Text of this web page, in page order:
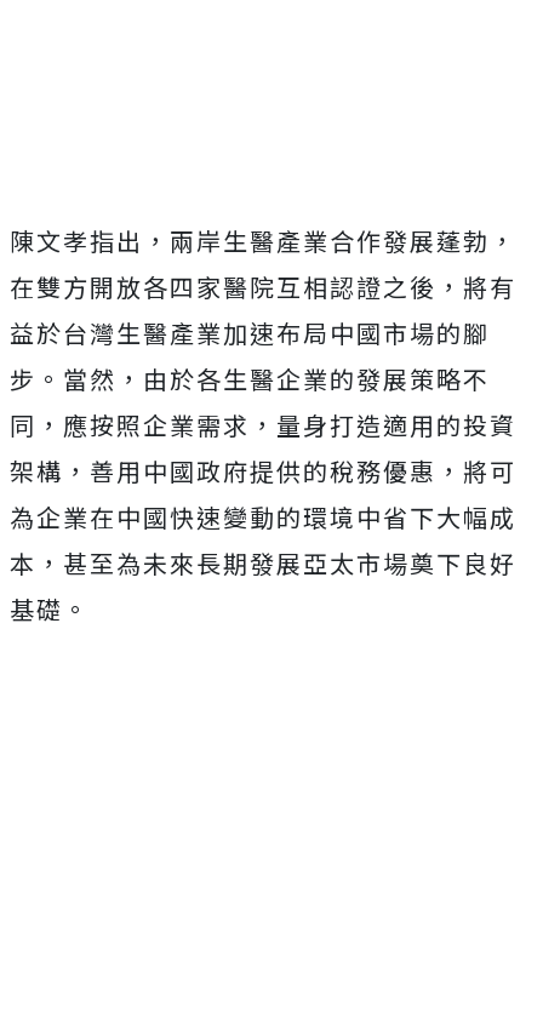
陳文孝指出，兩岸生醫產業合作發展蓬勃，
在雙方開放各四家醫院互相認證之後，將有
益於台灣生醫產業加速布局中國市場的腳
步。當然，由於各生醫企業的發展策略不
同，應按照企業需求，量身打造適用的投資
架構，善用中國政府提供的稅務優惠，將可
為企業在中國快速變動的環境中省下大幅成
本，甚至為未來長期發展亞太市場奠下良好
基礎。